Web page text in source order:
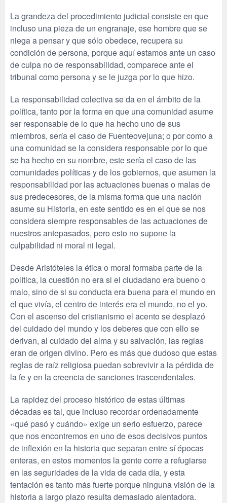
La grandeza del procedimiento judicial consiste en que
incluso una pieza de un engranaje, ese hombre que se
niega a pensar y que sólo obedece, recupera su
condición de persona, porque aquí estamos ante un caso
de culpa no de responsabilidad, comparece ante el
tribunal como persona y se le juzga por lo que hizo.
La responsabilidad colectiva se da en el ámbito de la
política, tanto por la forma en que una comunidad asume
ser responsable de lo que ha hecho uno de sus
miembros, sería el caso de Fuenteovejuna; o por como a
una comunidad se la considera responsable por lo que
se ha hecho en su nombre, este sería el caso de las
comunidades políticas y de los gobiernos, que asumen la
responsabilidad por las actuaciones buenas o malas de
sus predecesores, de la misma forma que una nación
asume su Historia, en este sentido es en el que se nos
considera siempre responsables de las actuaciones de
nuestros antepasados, pero esto no supone la
culpabilidad ni moral ni legal.
Desde Aristóteles la ética o moral formaba parte de la
política, la cuestión no era si el ciudadano era bueno o
malo, sino de si su conducta era buena para el mundo en
el que vivía, el centro de interés era el mundo, no el yo.
Con el ascenso del cristianismo el acento se desplazó
del cuidado del mundo y los deberes que con ello se
derivan, al cuidado del alma y su salvación, las reglas
eran de origen divino. Pero es más que dudoso que estas
reglas de raíz religiosa puedan sobrevivir a la pérdida de
la fe y en la creencia de sanciones trascendentales.
La rapidez del proceso histórico de estas últimas
décadas es tal, que incluso recordar ordenadamente
«qué pasó y cuándo» exige un serio esfuerzo, parece
que nos encontremos en uno de esos decisivos puntos
de inflexión en la historia que separan entre sí épocas
enteras, en estos momentos la gente corre a refugiarse
en las seguridades de la vida de cada día, y esta
tentación es tanto más fuerte porque ninguna visión de la
historia a largo plazo resulta demasiado alentadora.